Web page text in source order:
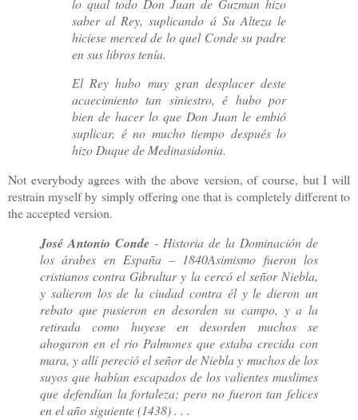
saber al Rey, suplicando á Su Alteza le
hiciese merced de lo quel Conde su padre
en sus libros tenía.
El Rey hubo muy gran desplacer deste
acaecimiento tan siniestro, é hubo por
bien de hacer lo que Don Juan le embió
suplicar, é no mucho tiempo después lo
hizo Duque de Medinasidonia.
Not everybody agrees with the above version, of course, but I will
restrain myself by simply offering one that is completely different to
the accepted version.
José Antonio Conde - Historia de la Dominación de
los árabes en España – 1840Asimismo fueron los
cristianos contra Gibraltar y la cercó el señor Niebla,
y salieron los de la ciudad contra él y le dieron un
rebato que pusieron en desorden su campo, y a la
retirada como huyese en desorden muchos se
ahogaron en el rio Palmones que estaba crecida con
mara, y allí pereció el señor de Niebla y muchos de los
suyos que habían escapados de los valientes muslimes
que defendían la fortaleza; pero no fueron tan felices
en el año siguiente (1438) . . .